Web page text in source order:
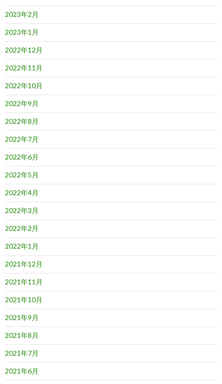
2023年2月
2023年1月
2022年12月
2022年11月
2022年10月
2022年9月
2022年8月
2022年7月
2022年6月
2022年5月
2022年4月
2022年3月
2022年2月
2022年1月
2021年12月
2021年11月
2021年10月
2021年9月
2021年8月
2021年7月
2021年6月